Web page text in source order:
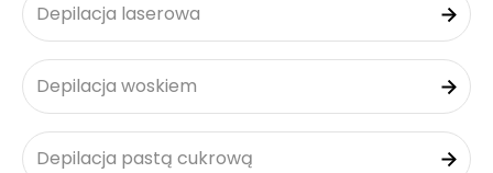
Depilacja laserowa
Depilacja woskiem
Depilacja pastą cukrową